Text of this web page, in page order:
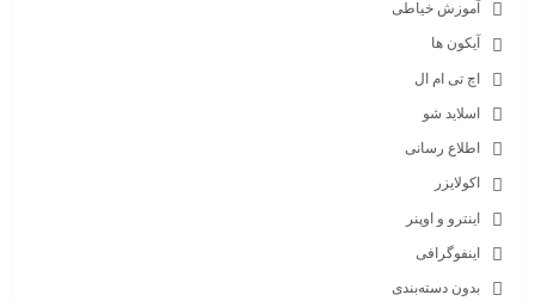
آموزش خیاطی
آیکون ها
اچ تی ام ال
اسلاید شو
اطلاع رسانی
اکولایزر
اینترو و اوپنر
اینفوگرافی
بدون دسته‌بندی